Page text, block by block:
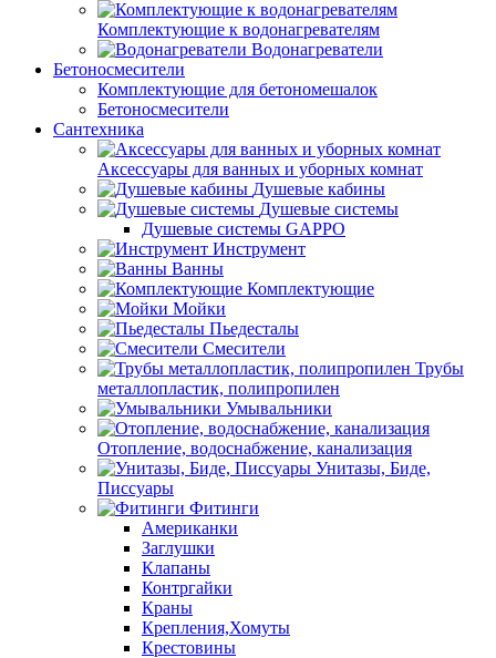
Комплектующие к водонагревателям
Водонагреватели
Бетоносмесители
Комплектующие для бетономешалок
Бетоносмесители
Сантехника
Аксессуары для ванных и уборных комнат
Душевые кабины
Душевые системы
Душевые системы GAPPO
Инструмент
Ванны
Комплектующие
Мойки
Пьедесталы
Смесители
Трубы
металлопластик, полипропилен
Умывальники
Отопление, водоснабжение, канализация
Унитазы, Биде,
Писсуары
Фитинги
Американки
Заглушки
Клапаны
Контргайки
Краны
Крепления,Хомуты
Крестовины